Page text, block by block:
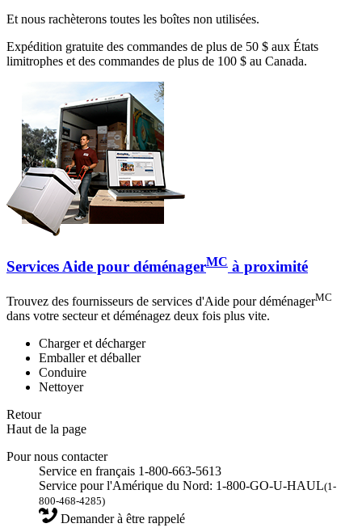
Et nous rachèterons toutes les boîtes non utilisées.
Expédition gratuite des commandes de plus de 50 $ aux États
limitrophes et des commandes de plus de 100 $ au Canada.
Services Aide pour déménagerMC à proximité
Trouvez des fournisseurs de services d'Aide pour déménagerMC
dans votre secteur et déménagez deux fois plus vite.
Charger et décharger
Emballer et déballer
Conduire
Nettoyer
Retour
Haut de la page
Pour nous contacter
Service en français 1-800-663-5613
Service pour l'Amérique du Nord: 1-800-GO-U-HAUL(1-
800-468-4285)
Demander à être rappelé